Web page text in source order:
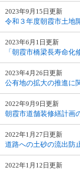
2023年9月15日更新
令和３年度朝霞市土地
2023年6月1日更新
「朝霞市橋梁長寿命
2023年4月26日更新
公有地の拡大の推進に
2022年9月9日更新
朝霞市道舗装修繕計画
2022年1月27日更新
道路への土砂の流出防
2022年1月12日更新